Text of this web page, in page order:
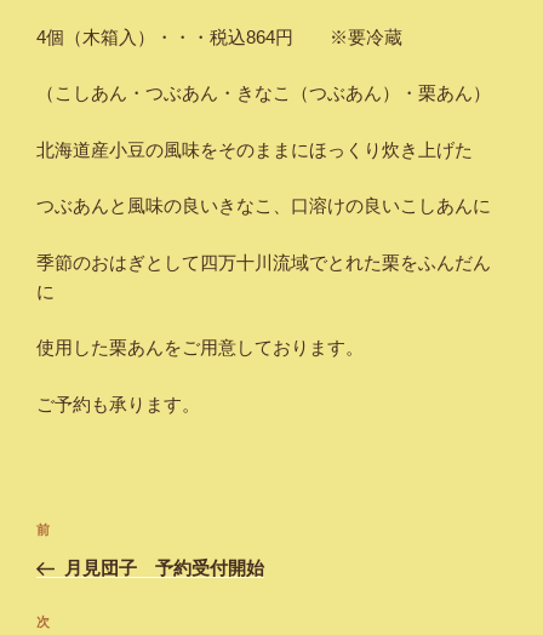
4個（木箱入）・・・税込864円 ※要冷蔵
（こしあん・つぶあん・きなこ（つぶあん）・栗あん）
北海道産小豆の風味をそのままにほっくり炊き上げた
つぶあんと風味の良いきなこ、口溶けの良いこしあんに
季節のおはぎとして四万十川流域でとれた栗をふんだん
に
使用した栗あんをご用意しております。
ご予約も承ります。
投
ナ
ビ
過
去
投
前
月見団子 予約受付開始
次
次